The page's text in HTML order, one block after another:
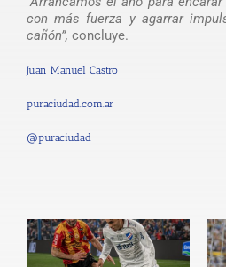
con más fuerza y agarrar
cañón”, concluye.
Juan Manuel Castro
puraciudad.com.ar
@puraciudad